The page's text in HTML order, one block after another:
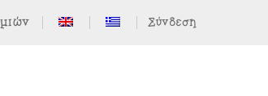
Σύνδεση